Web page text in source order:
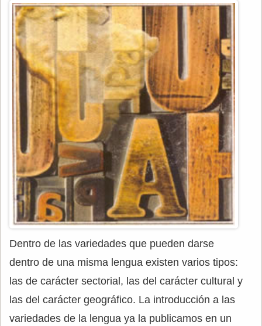
Dentro de las variedades que pueden darse
dentro de una misma lengua existen varios tipos:
las de carácter sectorial, las del carácter cultural y
las del carácter geográfico. La introducción a las
variedades de la lengua ya la publicamos en un